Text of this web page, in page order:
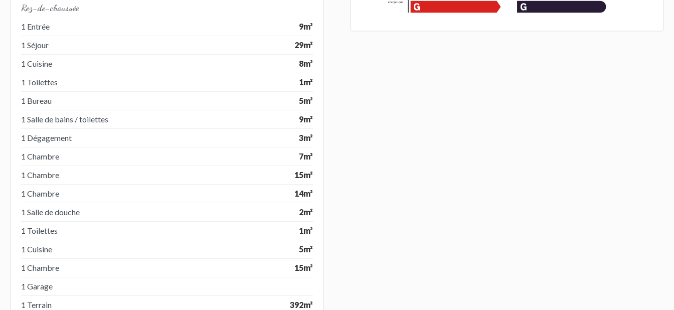
Rez-de-chaussée
1 Entrée
9m²
1 Séjour
29m²
1 Cuisine
8m²
1 Toilettes
1m²
1 Bureau
5m²
1 Salle de bains / toilettes
9m²
1 Dégagement
3m²
1 Chambre
7m²
1 Chambre
15m²
1 Chambre
14m²
1 Salle de douche
2m²
1 Toilettes
1m²
1 Cuisine
5m²
1 Chambre
15m²
1 Garage
1 Terrain
392m²